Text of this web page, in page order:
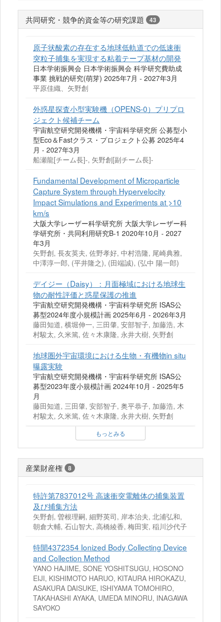
共同研究・競争的資金等の研究課題 43
原子状酸素の存在する地球低軌道での低速衝
突粒子捕集を実現する粘着テープ基材の開発
日本学術振興会 日本学術振興会 科学研究費助成
事業 挑戦的研究(萌芽) 2025年7月 - 2027年3月
平原佳織、矢野創
外惑星探査小型実験機（OPENS-0）プリプロ
ジェクト候補チーム
宇宙航空研究開発機構・宇宙科学研究所 公募型小
型Eco＆Fastクラス・プロジェクト公募 2025年4
月 - 2027年3月
船瀬龍[チーム長]-, 矢野創[副チーム長]-
Fundamental Development of Microparticle
Capture System through Hypervelocity
Impact Simulations and Experiments at >10
km/s
大阪大学レーザー科学研究所 大阪大学レーザー科
学研究所・共同利用研究B-1 2020年10月 - 2027
年3月
矢野創, 長友英夫, 佐野孝好, 中村浩隆, 尾崎典雅,
中澤淳一郎, (平井隆之), (田端誠), (弘中 陽一郎)
デイジー（Daisy）：月面極域における地球生
物の耐性評価と惑星保護の推進
宇宙航空研究開発機構・宇宙科学研究所 ISAS公
募型2024年度小規模計画 2025年6月 - 2026年3月
藤田知道, 横堀伸一, 三田肇, 安部智子, 加藤浩, 木
村駿太, 久米篤, 佐々木康隆, 永井大樹, 矢野創
地球圏外宇宙環境における生物・有機物in situ
曝露実験
宇宙航空研究開発機構・宇宙科学研究所 ISAS公
募型2023年度小規模計画 2024年10月 - 2025年5
月
藤田知道, 三田肇, 安部智子, 奥平恭子, 加藤浩, 木
村駿太, 久米篤, 佐々木康隆, 永井大樹, 矢野創
もっとみる
産業財産権 8
特許第7837012号 高速衝突電離体の捕集装置
及び捕集方法
矢野創, 曽根理嗣, 細野英司, 岸本治夫, 北浦弘和,
朝倉大輔, 石山智大, 高橋綾香, 梅田実, 稲川沙代子
特開4372354 Ionized Body Collecting Device
and Collection Method
YANO HAJIME, SONE YOSHITSUGU, HOSONO
EIJI, KISHIMOTO HARUO, KITAURA HIROKAZU,
ASAKURA DAISUKE, ISHIYAMA TOMOHIRO,
TAKAHASHI AYAKA, UMEDA MINORU, INAGAWA
SAYOKO